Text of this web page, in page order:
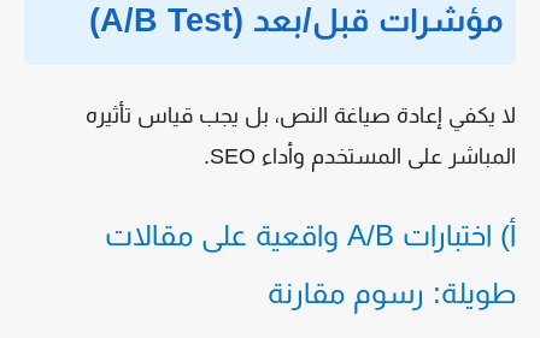
مؤشرات قبل/بعد (A/B Test)
لا يكفي إعادة صياغة النص، بل يجب قياس تأثيره
المباشر على المستخدم وأداء SEO.
أ) اختبارات A/B واقعية على مقالات
طويلة: رسوم مقارنة